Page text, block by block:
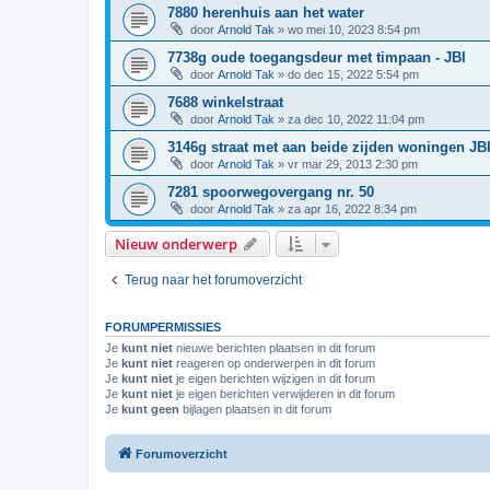
7880 herenhuis aan het water
door Arnold Tak » wo mei 10, 2023 8:54 pm
7738g oude toegangsdeur met timpaan - JBI
door Arnold Tak » do dec 15, 2022 5:54 pm
7688 winkelstraat
door Arnold Tak » za dec 10, 2022 11:04 pm
3146g straat met aan beide zijden woningen JBI
door Arnold Tak » vr mar 29, 2013 2:30 pm
7281 spoorwegovergang nr. 50
door Arnold Tak » za apr 16, 2022 8:34 pm
Nieuw onderwerp
Terug naar het forumoverzicht
FORUMPERMISSIES
Je kunt niet nieuwe berichten plaatsen in dit forum
Je kunt niet reageren op onderwerpen in dit forum
Je kunt niet je eigen berichten wijzigen in dit forum
Je kunt niet je eigen berichten verwijderen in dit forum
Je kunt geen bijlagen plaatsen in dit forum
Forumoverzicht